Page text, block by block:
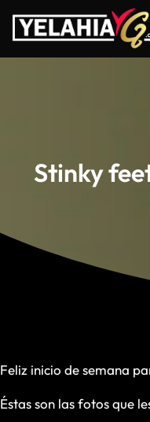
Stinky
Feliz inicio de semana
Éstas son las fotos que